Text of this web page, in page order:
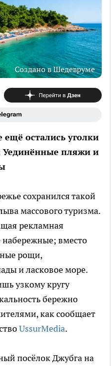
Создано в Шедевруме
остались уголки
Уединённые пляжи и
сохранился такой
массового туризма.
рекламная
набережные; вместо
рощи,
и ласковое море.
узкому кругу
бережно
как сообщает
UssurMedia.
посёлок Джубга на